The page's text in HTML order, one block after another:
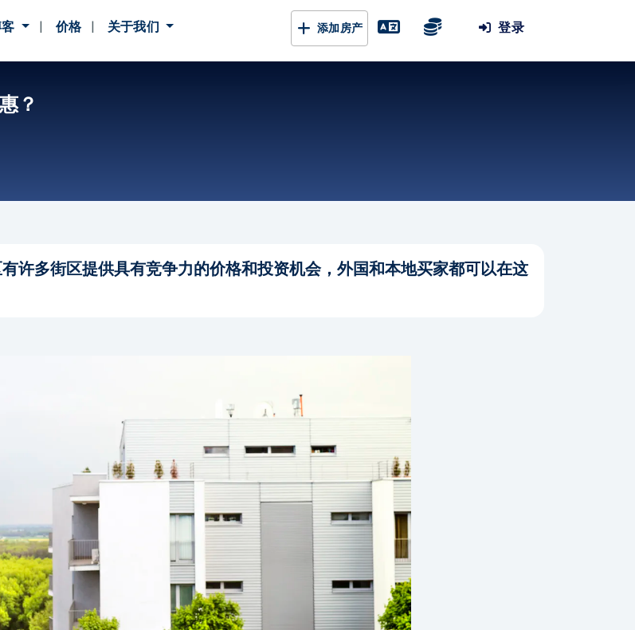
价格 关于我们 添加房产 登录
？
许多街区提供具有竞争力的价格和投资机会，外国和本地买家都可以在这